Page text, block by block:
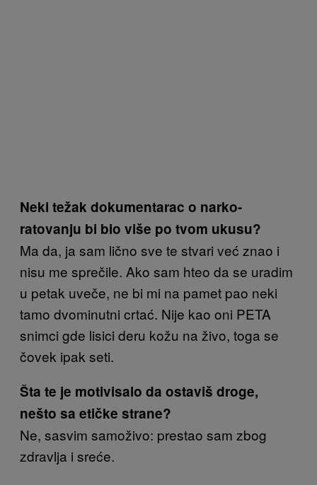
Neki težak dokumentarac o narko-
ratovanju bi bio više po tvom ukusu?
Ma da, ja sam lično sve te stvari već znao i
nisu me sprečile. Ako sam hteo da se uradim
u petak uveče, ne bi mi na pamet pao neki
tamo dvominutni crtać. Nije kao oni PETA
snimci gde lisici deru kožu na živo, toga se
čovek ipak seti.
Šta te je motivisalo da ostaviš droge,
nešto sa etičke strane?
Ne, sasvim samoživo: prestao sam zbog
zdravlja i sreće.